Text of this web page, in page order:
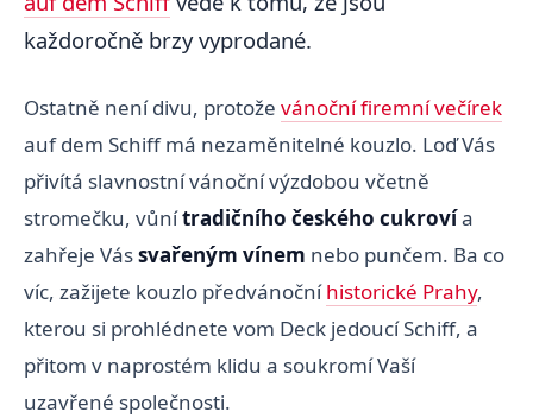
každoročně brzy vyprodané.
Ostatně není divu, protože vánoční firemní večírek
auf dem Schiff má nezaměnitelné kouzlo. Loď Vás
přivítá slavnostní vánoční výzdobou včetně
stromečku, vůnítradičního českého cukrovía
zahřeje Vássvařeným vínem nebo punčem. Ba co
víc, zažijete kouzlo předvánočníhistorické Prahy,
kterou si prohlédnete vom Deck jedoucí Schiff, a
přitom v naprostém klidu a soukromí Vaší
uzavřené společnosti.